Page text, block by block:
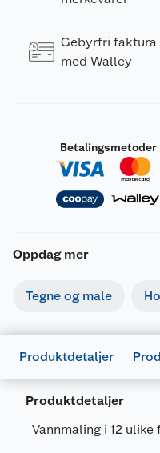
Gebyrfri faktura
med Walley
Betalingsmetoder
Oppdag mer
Tegne og male
Produktdetaljer
Produktdetaljer
Vannmaling i 12 ulike
Generelt